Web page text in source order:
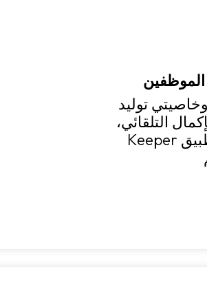
الموظفين
توليد
التلقائي،
يجعل الانتقال إلى تطبيق Keeper